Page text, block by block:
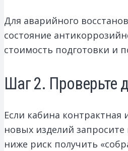
Для аварийного
состояние
стоимость подготовки и
Шаг 2. Проверьте
Если кабина
новых изделий
ниже риск получить